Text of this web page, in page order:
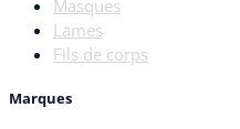
Masques
Lames
Fils de corps
Marques